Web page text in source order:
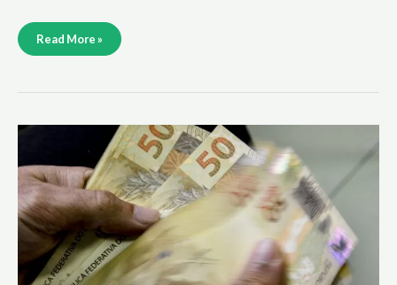
Read More »
Ipea
PIB
pode
crescer
até
2,39%
com
a
reforma
tributária